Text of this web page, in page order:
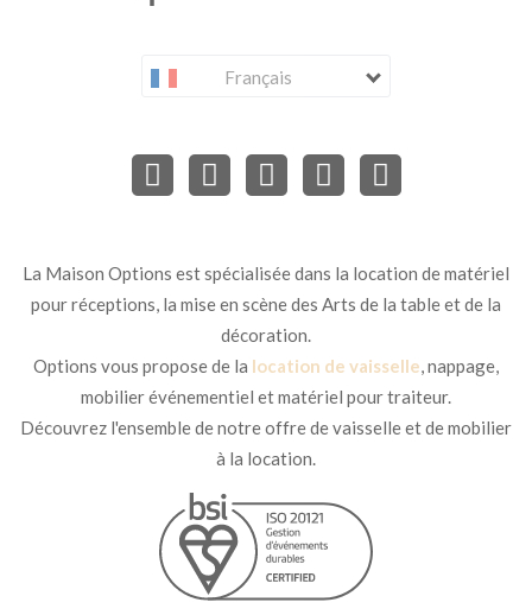
Français
La Maison Options est spécialisée dans la location de matériel
pour réceptions, la mise en scène des Arts de la table et de la
décoration.
Options vous propose de la location de vaisselle, nappage,
mobilier événementiel et matériel pour traiteur.
Découvrez l'ensemble de notre offre de vaisselle et de mobilier
à la location.